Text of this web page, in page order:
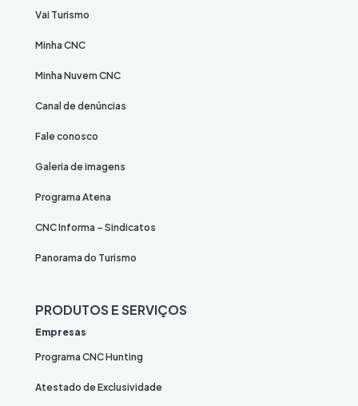
Vai Turismo
Minha CNC
Minha Nuvem CNC
Canal de denúncias
Fale conosco
Galeria de imagens
Programa Atena
CNC Informa – Sindicatos
Panorama do Turismo
PRODUTOS E SERVIÇOS
Empresas
Programa CNC Hunting
Atestado de Exclusividade